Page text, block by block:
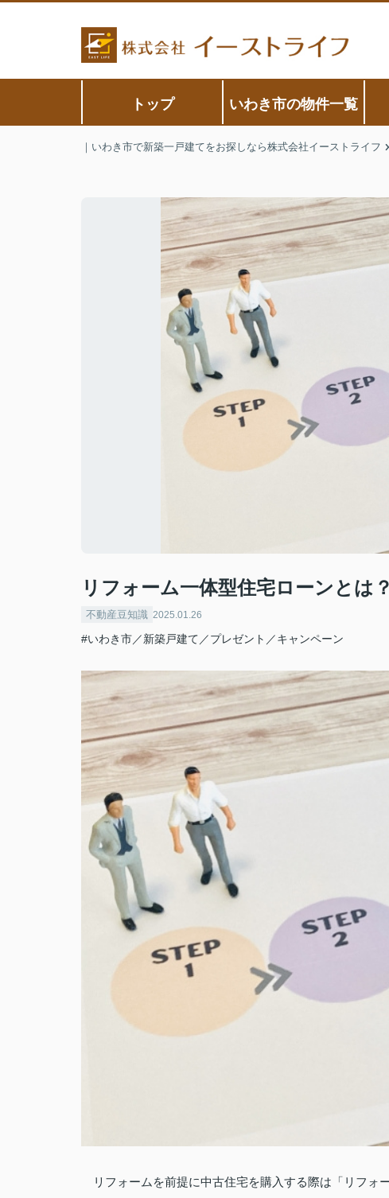
トップ いわき市の物件一覧
｜いわき市で新築一戸建てをお探しなら株式会社イーストライフ
リフォーム一体型住宅ローンとは
不動産豆知識 2025.01.26
#いわき市／新築戸建て／プレゼント／キャンペーン
リフォームを前提に中古住宅を購入する際は「リフォ